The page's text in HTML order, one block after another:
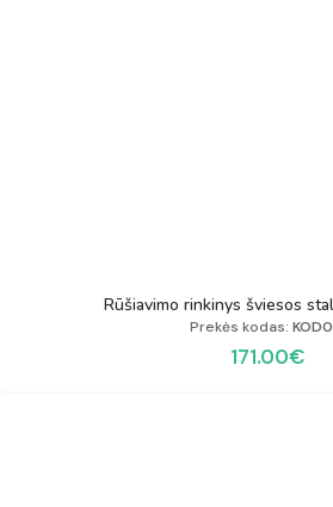
Rūšiavimo rinkinys šviesos
Prekės kodas:
171.00€